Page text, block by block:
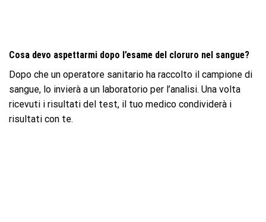
Cosa devo aspettarmi dopo l’esame del cloruro nel sangue?
Dopo che un operatore sanitario ha raccolto il campione di
sangue, lo invierà a un laboratorio per l’analisi. Una volta
ricevuti i risultati del test, il tuo medico condividerà i
risultati con te.